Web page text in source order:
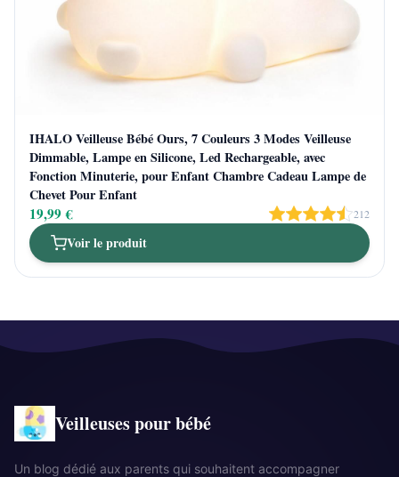
IHALO Veilleuse Bébé Ours, 7 Couleurs 3 Modes Veilleuse
Dimmable, Lampe en Silicone, Led Rechargeable, avec
Fonction Minuterie, pour Enfant Chambre Cadeau Lampe de
Chevet Pour Enfant
19,99 € 212
Voir le produit
Veilleuses pour bébé
Un blog dédié aux parents qui souhaitent accompagner